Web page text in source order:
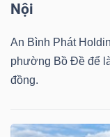
Nội
An Bình Phát
phường Bồ Đề để
đồng.
TIỆN
ÍCH